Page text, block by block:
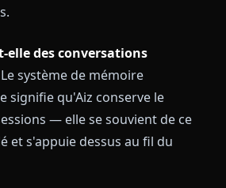
elle des conversations
système de mémoire
signifie qu'Aiz conserve le
— elle se souvient de ce
et s'appuie dessus au fil du